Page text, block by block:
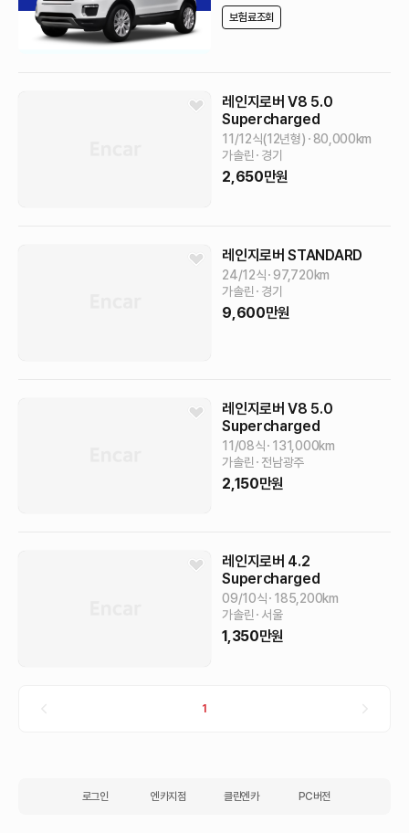
보험료조회
레인지로버 V8 5.0
Supercharged
11/12식(12년형) 80,000km
가솔린
경기
2,650만원
레인지로버 STANDARD
24/12식 97,720km
가솔린
경기
9,600만원
레인지로버 V8 5.0
Supercharged
11/08식 131,000km
가솔린
전남광주
2,150만원
레인지로버 4.2
Supercharged
09/10식 185,200km
가솔린
서울
1,350만원
1
로그인 엔카지점 클린엔카 PC버전